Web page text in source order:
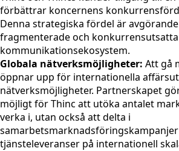
förbättrar koncernens
Denna strategiska fördel är
fragmenterade och konkurrensutsatta
kommunikationsekosystem.
Globala nätverksmöjligheter: Att gå
öppnar upp för internationella
nätverksmöjligheter. Partnerskapet
möjligt för Thinc att utöka antalet
verka i, utan också att delta i
tjänsteleveranser på internationell